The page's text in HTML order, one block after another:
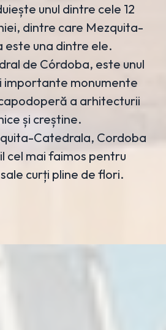
unul dintre cele 12
dintre care Mezquita-
este una dintre ele.
de Córdoba, este unul
importante monumente
a arhitecturii
și creștine.
Catedrala, Cordoba
cel mai faimos pentru
curți pline de flori.